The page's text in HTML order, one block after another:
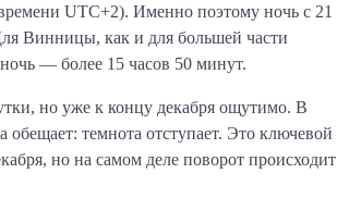
UTC+2). Именно поэтому ночь с 21
Винницы, как и для большей части
— более 15 часов 50 минут.
но уже к концу декабря ощутимо. В
темнота отступает. Это ключевой
но на самом деле поворот происходит